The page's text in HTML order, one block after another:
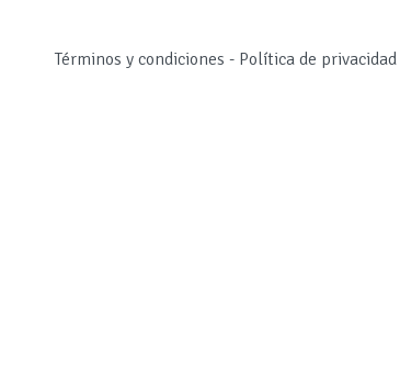
Términos y condiciones - Política de privacidad